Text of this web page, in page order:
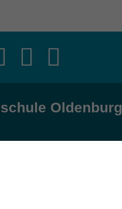
Oldenburg